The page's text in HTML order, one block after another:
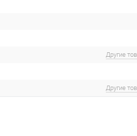
Другие
Другие